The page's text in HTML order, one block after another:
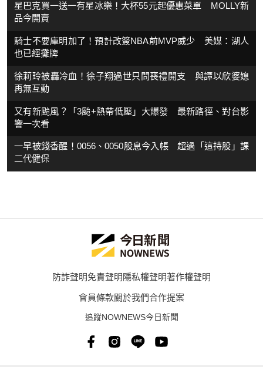
星巴克買一送一有星冰樂！大杯55元起優惠菜單 MOLLY新
品今開賣
騎士不要庫明加了！預計改簽NBA前MVP威少 美媒：湖人
也已經攤牌
徐莉玲被轟冷血！徐子翔過世只問喪禮開支 與譚以欣婆媳
再無互動
又有新颱風？「3颱+熱帶低壓」大爆發 最新路徑、對台影
響一次看
一早被錢香醒！0056、0050股息今入帳 超過「這持股」課
二代健保
防詐聲明免責聲明隱私權聲明著作權聲明
會員條款關於我們合作提案
追蹤NOWNEWS今日新聞